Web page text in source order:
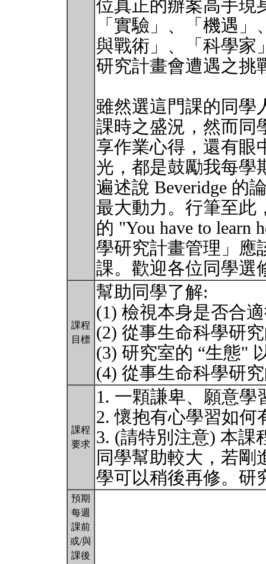
位真正的辦案高手現
「實驗」、「機遇
與戰術」、「科學家
研究計畫會遭遇之挑
雖然選這門課的同學
課時之盛況，然而同
享作業心得，還有眼
光，都是鼓勵我每學
遍述說 Beveridge 的
最大動力。行筆至此
的 "You have to learn
學研究計畫管理」應
課。歡迎各位同學
課程
目標
幫助同學了解:
(1) 檢視本身是否合
(2) 從事生命科學研
(3) 研究室的 “生態"
(4) 從事生命科學研
課程
要求
1. 一顆謙卑、願意
2. 懷抱有心學習如何
3. (請特別注意) 本課
同學幫助較大，若剛
學可以稍後再修。
預期
每週
課前
或/與
課後